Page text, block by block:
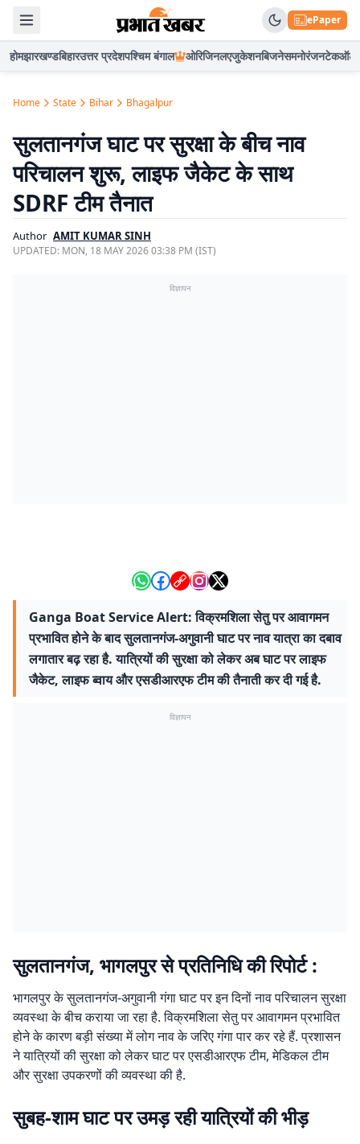
ePaper
होमझारखण्डबिहारउत्तर प्रदेशपश्चिम बंगाल ओरिजिनलएजुकेशनबिजनेसमनोरंजनटेकऑटो
Home State Bihar Bhagalpur
सुलतानगंज घाट पर सुरक्षा के बीच नाव
परिचालन शुरू, लाइफ जैकेट के साथ
SDRF टीम तैनात
Author AMIT KUMAR SINH
UPDATED: MON, 18 MAY 2026 03:38 PM (IST)
विज्ञापन
Ganga Boat Service Alert: विक्रमशिला सेतु पर आवागमन
प्रभावित होने के बाद सुलतानगंज-अगुवानी घाट पर नाव यात्रा का दबाव
लगातार बढ़ रहा है. यात्रियों की सुरक्षा को लेकर अब घाट पर लाइफ
जैकेट, लाइफ ब्वाय और एसडीआरएफ टीम की तैनाती कर दी गई है.
विज्ञापन
सुलतानगंज, भागलपुर से प्रतिनिधि की रिपोर्ट :
भागलपुर के सुलतानगंज-अगुवानी गंगा घाट पर इन दिनों नाव परिचालन सुरक्षा
व्यवस्था के बीच कराया जा रहा है. विक्रमशिला सेतु पर आवागमन प्रभावित
होने के कारण बड़ी संख्या में लोग नाव के जरिए गंगा पार कर रहे हैं. प्रशासन
ने यात्रियों की सुरक्षा को लेकर घाट पर एसडीआरएफ टीम, मेडिकल टीम
और सुरक्षा उपकरणों की व्यवस्था की है.
सुबह-शाम घाट पर उमड़ रही यात्रियों की भीड़